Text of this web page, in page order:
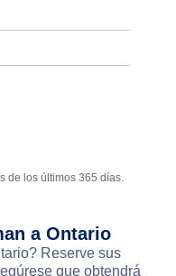
de los últimos 365 días.
a Ontario
Reserve sus
que obtendrá